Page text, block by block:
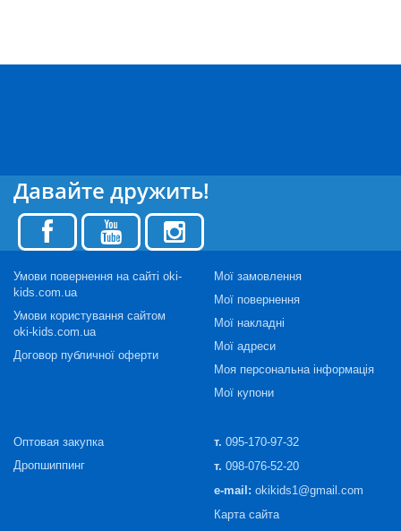
Давайте дружить!
Умови повернення на сайті oki-
kids.com.ua
Умови користування сайтом
oki-kids.com.ua
Договор публичної оферти
Мої замовлення
Мої повернення
Мої накладні
Мої адреси
Моя персональна інформація
Мої купони
Оптовая закупка
Дропшиппинг
т. 095-170-97-32
т. 098-076-52-20
e-mail: okikids1@gmail.com
Карта сайта